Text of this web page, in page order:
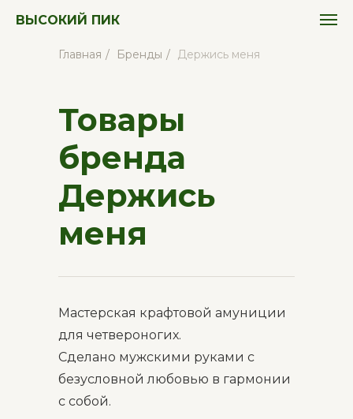
ВЫСОКИЙ ПИК
Главная / Бренды / Держись меня
Товары
бренда
Держись
меня
Мастерская крафтовой амуниции
для четвероногих.
Сделано мужскими руками с
безусловной любовью в гармонии
с собой.